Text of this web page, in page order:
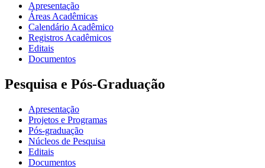
Apresentação
Áreas Acadêmicas
Calendário Acadêmico
Registros Acadêmicos
Editais
Documentos
Pesquisa e Pós-Graduação
Apresentação
Projetos e Programas
Pós-graduação
Núcleos de Pesquisa
Editais
Documentos